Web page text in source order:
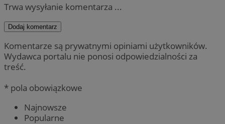
Trwa wysyłanie komentarza ...
Dodaj komentarz
Komentarze są prywatnymi opiniami użytkowników.
Wydawca portalu nie ponosi odpowiedzialności za
treść.
* pola obowiązkowe
Najnowsze
Popularne